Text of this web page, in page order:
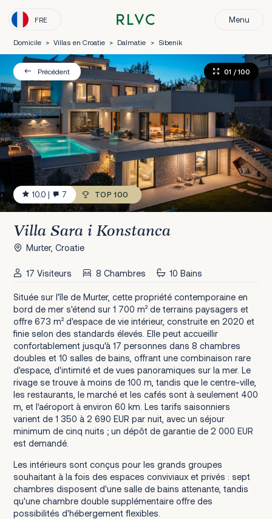
FRE Menu
Domicile > Villas en Croatie > Dalmatie > Sibenik
Précédent
10.0 | 7 TOP 100
01 / 100
Villa Sara i Konstanca
Murter, Croatie
17 Visiteurs 8 Chambres 10 Bains
Située sur l'île de Murter, cette propriété contemporaine en
bord de mer s'étend sur 1 700 m² de terrains paysagers et
offre 673 m² d'espace de vie intérieur, construite en 2020 et
finie selon des standards élevés. Elle peut accueillir
confortablement jusqu'à 17 personnes dans 8 chambres
doubles et 10 salles de bains, offrant une combinaison rare
d'espace, d'intimité et de vues panoramiques sur la mer. Le
rivage se trouve à moins de 100 m, tandis que le centre-ville,
les restaurants, le marché et les cafés sont à seulement 400
m, et l'aéroport à environ 60 km. Les tarifs saisonniers
varient de 1 350 à 2 690 EUR par nuit, avec un séjour
minimum de cinq nuits ; un dépôt de garantie de 2 000 EUR
est demandé.
Les intérieurs sont conçus pour les grands groupes
souhaitant à la fois des espaces conviviaux et privés : sept
chambres disposent d'une salle de bains attenante, tandis
qu'une chambre double supplémentaire offre des
possibilités d'hébergement flexibles.